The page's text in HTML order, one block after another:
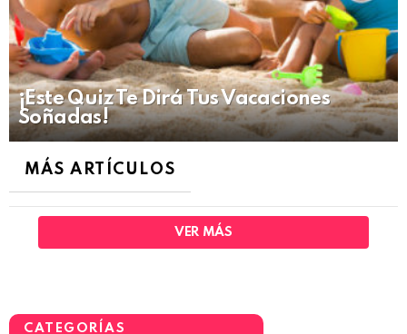
¡Este Quiz Te Dirá Tus Vacaciones
Soñadas!
MÁS ARTÍCULOS
VER MÁS
CATEGORÍAS